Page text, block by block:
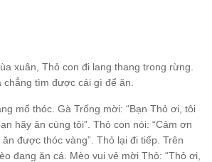
xuân, Thỏ con đi lang thang trong rừng.
chẳng tìm được cái gì để ăn.
mổ thóc. Gà Trống mời: “Bạn Thỏ ơi, tôi
hãy ăn cùng tôi”. Thỏ con nói: “Cảm ơn
được thóc vàng”. Thỏ lại đi tiếp. Trên
đang ăn cá. Mèo vui vẻ mời Thỏ: “Thỏ ơi,